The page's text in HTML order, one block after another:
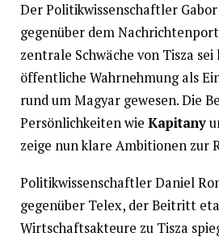
Der Politikwissenschaftler
gegenüber dem
zentrale Schwäche von Tisza
öffentliche Wahrnehmung als
rund um Magyar gewesen. Die
Persönlichkeiten wie Kapitany
zeige nun klare Ambitionen zur
Politikwissenschaftler Daniel
gegenüber Telex, der Beitritt
Wirtschaftsakteure zu Tisza